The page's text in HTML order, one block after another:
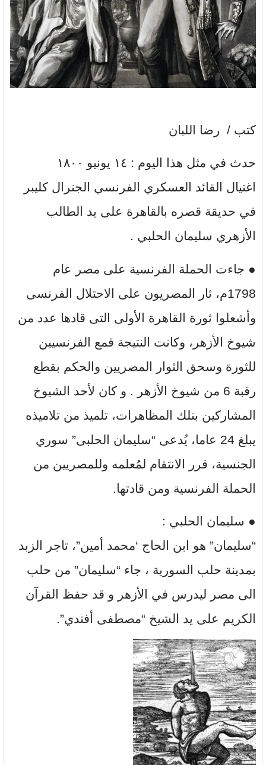
كتب / رضا اللبان
حدث في مثل هذا اليوم : ١٤ يونيو ١٨٠٠
اغتيال القائد العسكري الفرنسي الجنرال كليبر
في حديقة قصره بالقاهرة على يد الطالب
الأزهري سليمان الحلبي .
● جاءت الحملة الفرنسية على مصر عام
1798م، ثار المصريون على الاحتلال الفرنسى
وأشعلوا ثورة القاهرة الأولى التى قادها عدد من
شيوخ الأزهر، وكانت النتيجة قمع الفرنسيين
للثورة وسحق الثوار المصريين والحكم بقطع
رقبة 6 من شيوخ الأزهر . و كان لأحد الشيوخ
المشاركين بتلك المظاهرات، تلميذ من تلاميذه
يبلغ 24 عاما، يُدعى “سليمان الحلبى” سوري
الجنسية، قرر الانتقام لمُعلمه وللمصريين من
الحملة الفرنسية ومن قادتها.
● سليمان الحلبي :
“سليمان” هو ابن الحاج ‘محمد أمين”، تاجر الزبد
بمدينة حلب السورية ، جاء “سليمان” من حلب
الى مصر ليدرس في الأزهر و قد حفظ القرآن
الكريم على يد الشيخ “مصطفى أفندي”.